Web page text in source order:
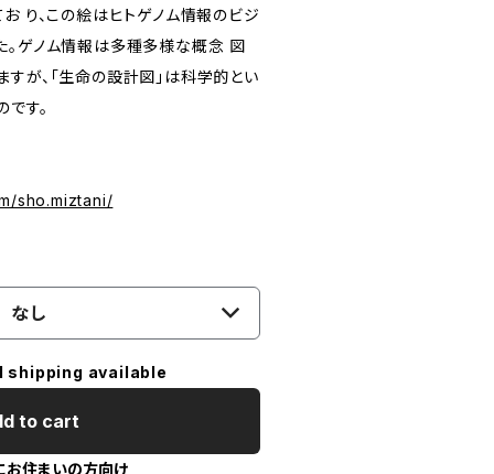
り、この絵はヒトゲノム情報のビジ
。ゲノム情報は多種多様な概念 図
が、「生命の設計図」は科学的とい
す。
sho.miztani/
なし
shipping available
to cart
お住まいの方向け